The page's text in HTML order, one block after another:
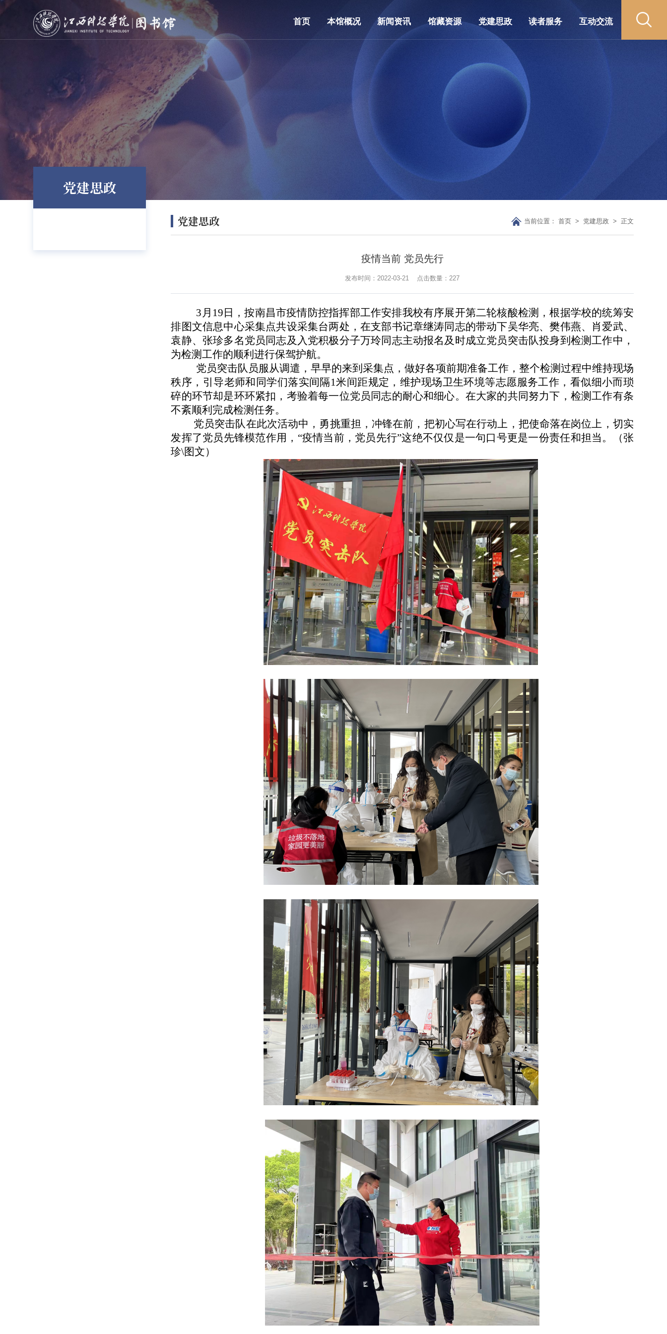
首页 本馆概况 新闻资讯 馆藏资源 党建思政 读者服务 互动交流
党建思政
党建思政 当前位置： 首页> 党建思政 > 正文
疫情当前 党员先行
发布时间：2022-03-21 点击数量：227
3月19日，按南昌市疫情防控指挥部工作安排我校有序展开第二轮核酸检测，根据学校的统筹安
排图文信息中心采集点共设采集台两处，在支部书记章继涛同志的带动下吴华亮、樊伟燕、肖爱武、
袁静、张珍多名党员同志及入党积极分子万玲同志主动报名及时成立党员突击队投身到检测工作中，
为检测工作的顺利进行保驾护航。
党员突击队员服从调遣，早早的来到采集点，做好各项前期准备工作，整个检测过程中维持现场
秩序，引导老师和同学们落实间隔1米间距规定，维护现场卫生环境等志愿服务工作，看似细小而琐
碎的环节却是环环紧扣，考验着每一位党员同志的耐心和细心。在大家的共同努力下，检测工作有条
不紊顺利完成检测任务。
党员突击队在此次活动中，勇挑重担，冲锋在前，把初心写在行动上，把使命落在岗位上，切实
发挥了党员先锋模范作用， “疫情当前，党员先行”这绝不仅仅是一句口号更是一份责任和担当。 （张
珍\图文）